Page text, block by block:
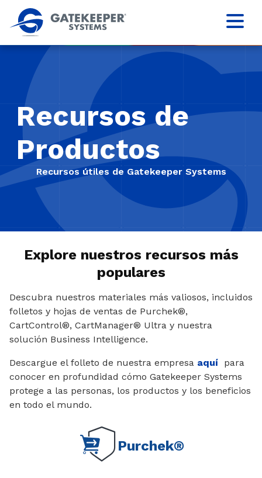
Recursos de
Productos
Recursos útiles de Gatekeeper Systems
Explore nuestros recursos más
populares
Descubra nuestros materiales más valiosos, incluidos
folletos y hojas de ventas de Purchek®,
CartControl®, CartManager® Ultra y nuestra
solución Business Intelligence.
Descargue el folleto de nuestra empresa aquí para
conocer en profundidad cómo Gatekeeper Systems
protege a las personas, los productos y los beneficios
en todo el mundo.
Purchek®